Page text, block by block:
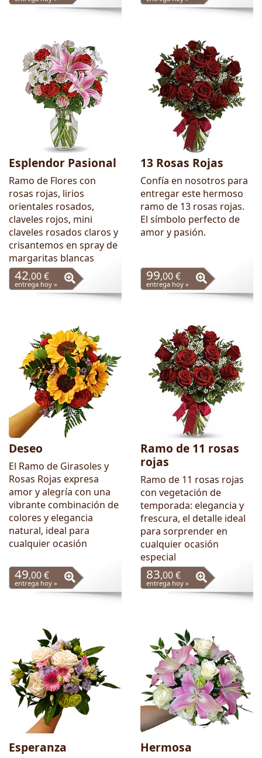
Esplendor Pasional
Ramo de Flores con
rosas rojas, lirios
orientales rosados,
claveles rojos, mini
claveles rosados claros y
crisantemos en spray de
margaritas blancas
42,00 €
entrega hoy »
13 Rosas Rojas
Confía en nosotros para
entregar este hermoso
ramo de 13 rosas rojas.
El símbolo perfecto de
amor y pasión.
99,00 €
entrega hoy »
Deseo
El Ramo de Girasoles y
Rosas Rojas expresa
amor y alegría con una
vibrante combinación de
colores y elegancia
natural, ideal para
cualquier ocasión
49,00 €
entrega hoy »
Ramo de 11 rosas
rojas
Ramo de 11 rosas rojas
con vegetación de
temporada: elegancia y
frescura, el detalle ideal
para sorprender en
cualquier ocasión
especial
83,00 €
entrega hoy »
Esperanza Hermosa